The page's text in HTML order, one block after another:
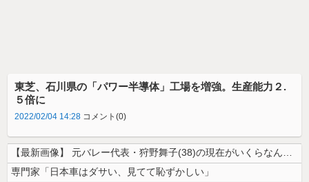
東芝、石川県の「パワー半導体」工場を増強。生産能力２.
５倍に
2022/02/04 14:28 コメント(0)
【最新画像】 元バレー代表・狩野舞子(38)の現在がいくらなんでも即ハ...
専門家「日本車はダサい、見てて恥ずかしい」